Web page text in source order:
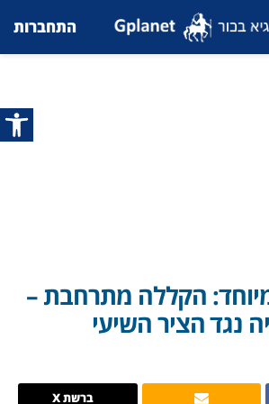
פתח
התחברות
הקללה מתרחבת –
נגד הציר השיעי
ברשת X